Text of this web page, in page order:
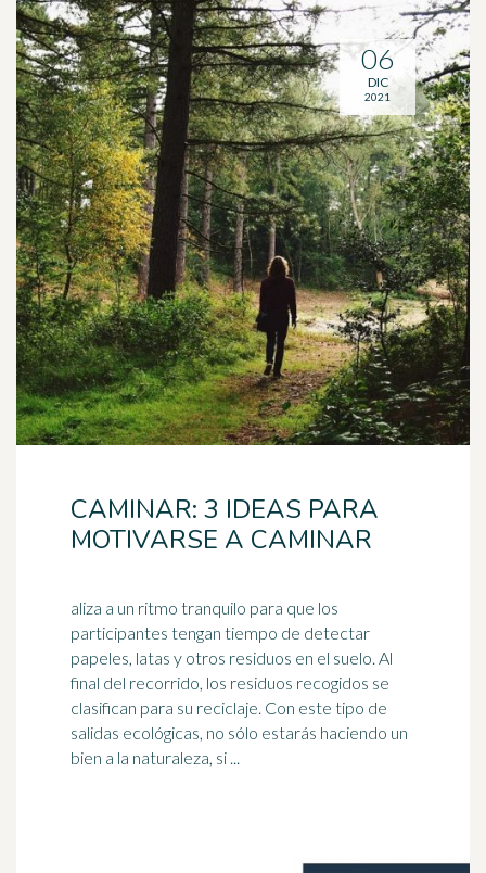
CAMINAR: 3 IDEAS PARA
MOTIVARSE A CAMINAR
aliza a un ritmo tranquilo para que los
participantes tengan tiempo de detectar
papeles, latas y otros residuos en el suelo. Al
final del recorrido, los residuos recogidos se
clasifican para su reciclaje. Con este tipo de
salidas ecológicas, no sólo estarás haciendo un
bien a la naturaleza, si ...
06
DIC
2021